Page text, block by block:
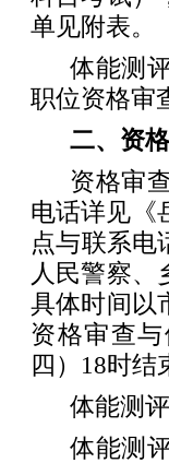
单见附表。
体能测
职位资格审
二、资
资格审
电话详见《
点与联系电
人民警察、
具体时间以
资格审查
四）18时结
体能测
体能测